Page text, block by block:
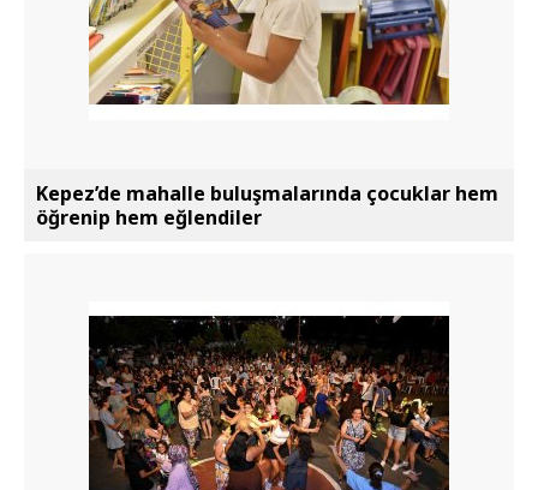
Kepez’de mahalle buluşmalarında çocuklar hem
öğrenip hem eğlendiler